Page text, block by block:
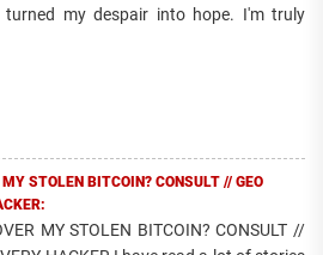
my despair into hope. I'm truly
STOLEN BITCOIN? CONSULT // GEO
MY STOLEN BITCOIN? CONSULT //